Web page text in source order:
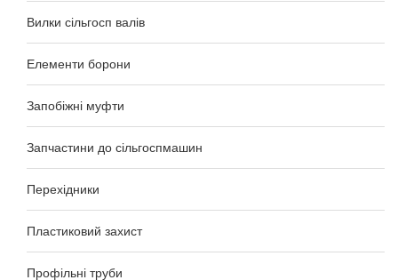
Вилки сільгосп валів
Елементи борони
Запобіжні муфти
Запчастини до сільгоспмашин
Перехідники
Пластиковий захист
Профільні труби